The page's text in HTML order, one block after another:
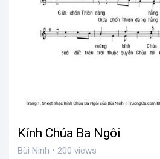
Kính Chúa Ba Ngôi
Bùi Ninh • 200 views